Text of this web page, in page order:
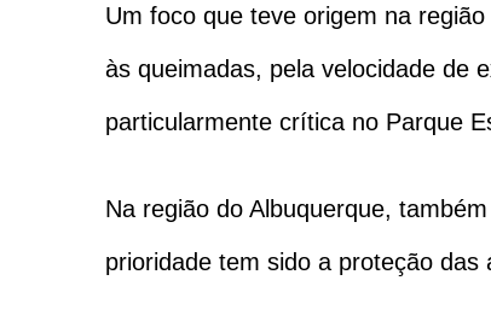
Um foco que teve origem na
às queimadas, pela velocidade de
particularmente crítica no Parque
Na região do Albuquerque,
prioridade tem sido a proteção